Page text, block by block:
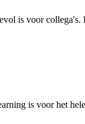
is voor collega's.
is voor het